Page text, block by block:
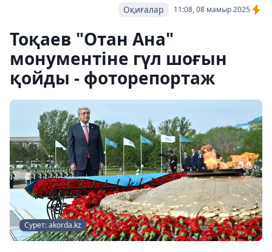
11:08, 08 мамыр 2025
Оқиғалар
Тоқаев "Отан Ана"
монументіне гүл шоғын
қойды - фоторепортаж
Сурет: akorda.kz